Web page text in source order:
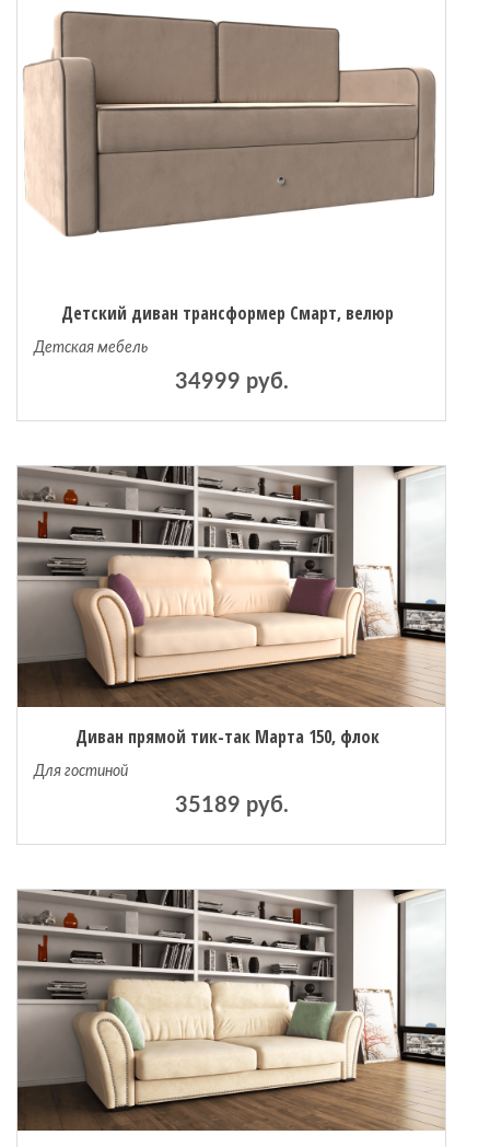
Детский диван трансформер Смарт, велюр
Детская мебель
34999 руб.
Диван прямой тик-так Марта 150, флок
Для гостиной
35189 руб.